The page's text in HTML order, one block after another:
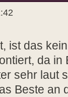
ist das
da in
sehr laut
Beste an